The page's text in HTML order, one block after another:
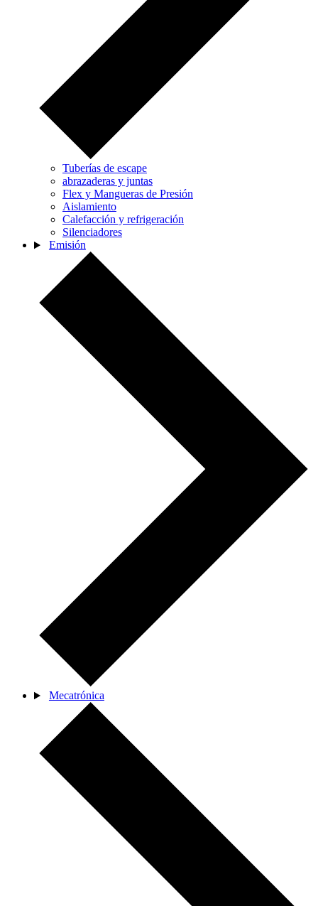
Tuberías de escape
abrazaderas y juntas
Flex y Mangueras de Presión
Aislamiento
Calefacción y refrigeración
Silenciadores
Emisión
Mecatrónica